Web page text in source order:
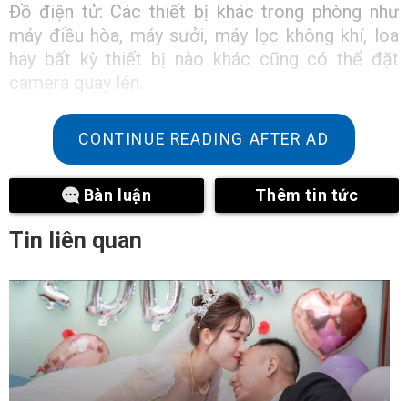
Đồ điện tử: Các thiết bị khác trong phòng như
máy điều hòa, máy sưởi, máy lọc không khí, loa
hay bất kỳ thiết bị nào khác cũng có thể đặt
camera quay lén.
CONTINUE READING AFTER AD
Bàn luận Thêm tin tức
Tin liên quan